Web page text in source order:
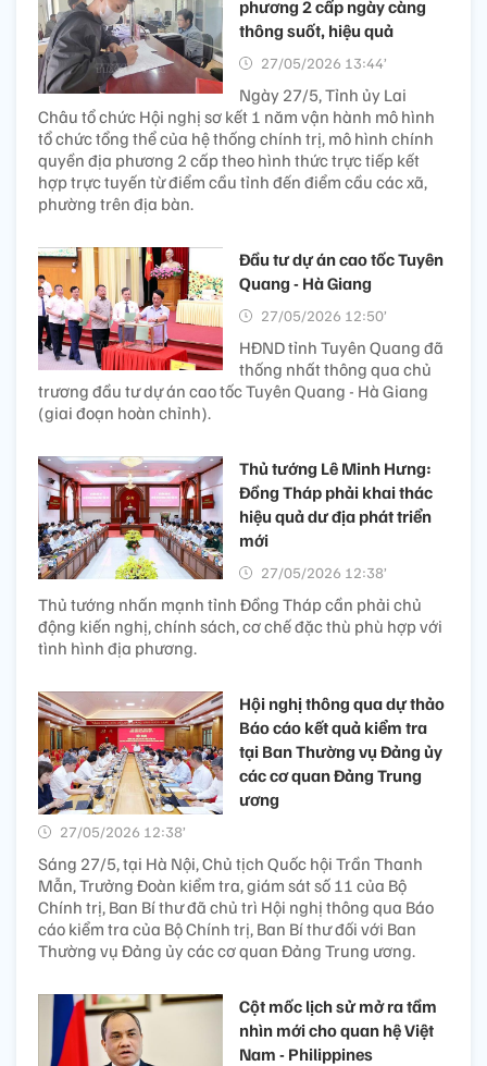
phương 2 cấp ngày càng
thông suốt, hiệu quả
27/05/2026 13:44’
Ngày 27/5, Tỉnh ủy Lai
Châu tổ chức Hội nghị sơ kết 1 năm vận hành mô hình
tổ chức tổng thể của hệ thống chính trị, mô hình chính
quyền địa phương 2 cấp theo hình thức trực tiếp kết
hợp trực tuyến từ điểm cầu tỉnh đến điểm cầu các xã,
phường trên địa bàn.
Đầu tư dự án cao tốc Tuyên
Quang - Hà Giang
27/05/2026 12:50’
HĐND tỉnh Tuyên Quang đã
thống nhất thông qua chủ
trương đầu tư dự án cao tốc Tuyên Quang - Hà Giang
(giai đoạn hoàn chỉnh).
Thủ tướng Lê Minh Hưng:
Đồng Tháp phải khai thác
hiệu quả dư địa phát triển
mới
27/05/2026 12:38’
Thủ tướng nhấn mạnh tỉnh Đồng Tháp cần phải chủ
động kiến nghị, chính sách, cơ chế đặc thù phù hợp với
tình hình địa phương.
Hội nghị thông qua dự thảo
Báo cáo kết quả kiểm tra
tại Ban Thường vụ Đảng ủy
các cơ quan Đảng Trung
ương
27/05/2026 12:38’
Sáng 27/5, tại Hà Nội, Chủ tịch Quốc hội Trần Thanh
Mẫn, Trưởng Đoàn kiểm tra, giám sát số 11 của Bộ
Chính trị, Ban Bí thư đã chủ trì Hội nghị thông qua Báo
cáo kiểm tra của Bộ Chính trị, Ban Bí thư đối với Ban
Thường vụ Đảng ủy các cơ quan Đảng Trung ương.
Cột mốc lịch sử mở ra tầm
nhìn mới cho quan hệ Việt
Nam - Philippines